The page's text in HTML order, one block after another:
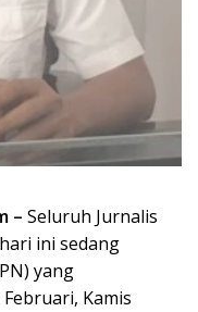
– Seluruh Jurnalis
ini sedang
yang
Kamis